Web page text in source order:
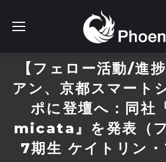
【フェロー活動/進
アン、京都スマート
ポに登壇へ：同
micata』を発表（
7期生 ケイトリン・